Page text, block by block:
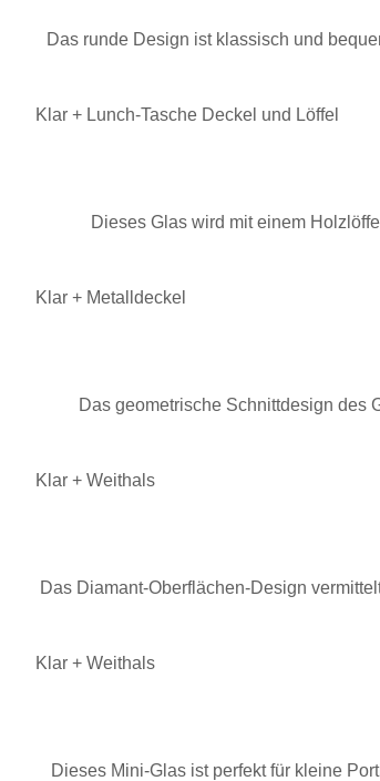
Das runde Design ist klassisch und
Klar + Lunch-Tasche Deckel und Löffel
Dieses Glas wird mit einem
Klar + Metalldeckel
Das geometrische Schnittdesign des
Klar + Weithals
Das Diamant-Oberflächen-Design
Klar + Weithals
Dieses Mini-Glas ist perfekt für kleine